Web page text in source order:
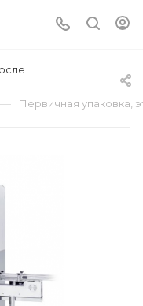
— Первичная упаковка,